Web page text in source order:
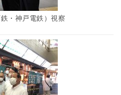
・神戸電鉄）視察